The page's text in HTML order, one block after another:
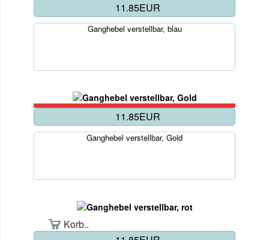
11.85EUR
Ganghebel verstellbar, blau
11.85EUR
Ganghebel verstellbar, Gold
Korb..